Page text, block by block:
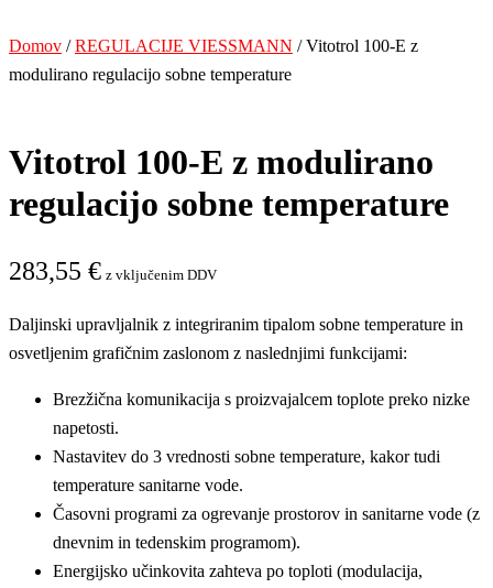
Domov /REGULACIJE VIESSMANN / Vitotrol 100-E z
modulirano regulacijo sobne temperature
Vitotrol 100-E z modulirano
regulacijo sobne temperature
283,55 € z vključenim DDV
Daljinski upravljalnik z integriranim tipalom sobne temperature in
osvetljenim grafičnim zaslonom z naslednjimi funkcijami:
Brezžična komunikacija s proizvajalcem toplote preko nizke
napetosti.
Nastavitev do 3 vrednosti sobne temperature, kakor tudi
temperature sanitarne vode.
Časovni programi za ogrevanje prostorov in sanitarne vode (z
dnevnim in tedenskim programom).
Energijsko učinkovita zahteva po toploti (modulacija,